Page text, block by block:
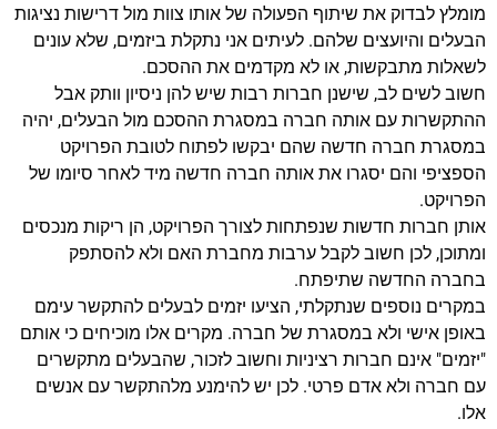
מומלץ לבדוק את שיתוף הפעולה של אותו צוות מול דרישות נציגות
הבעלים והיועצים שלהם. לעיתים אני נתקלת ביזמים, שלא עונים
לשאלות מתבקשות, או לא מקדמים את ההסכם.
חשוב לשים לב, שישנן חברות רבות שיש להן ניסיון וותק אבל
ההתקשרות עם אותה חברה במסגרת ההסכם מול הבעלים, יהיה
במסגרת חברה חדשה שהם יבקשו לפתוח לטובת הפרויקט
הספציפי והם יסגרו את אותה חברה חדשה מיד לאחר סיומו של
הפרויקט.
אותן חברות חדשות שנפתחות לצורך הפרויקט, הן ריקות מנכסים
ומתוכן, לכן חשוב לקבל ערבות מחברת האם ולא להסתפק
בחברה החדשה שתיפתח.
במקרים נוספים שנתקלתי, הציעו יזמים לבעלים להתקשר עימם
באופן אישי ולא במסגרת של חברה. מקרים אלו מוכיחים כי אותם
"יזמים" אינם חברות רציניות וחשוב לזכור, שהבעלים מתקשרים
עם חברה ולא אדם פרטי. לכן יש להימנע מלהתקשר עם אנשים
אלו.